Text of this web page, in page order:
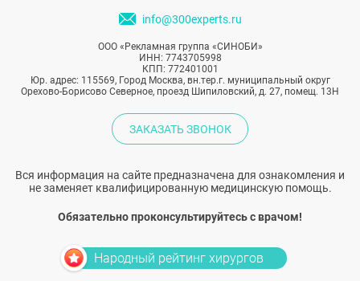
info@300experts.ru
ООО «Рекламная группа «СИНОБИ»
ИНН: 7743705998
КПП: 772401001
Юр. адрес: 115569, Город Москва, вн.тер.г. муниципальный округ
Орехово-Борисово Северное, проезд Шипиловский, д. 27, помещ. 13Н
ЗАКАЗАТЬ ЗВОНОК
Вся информация на сайте предназначена для ознакомления и
не заменяет квалифицированную медицинскую помощь.
Обязательно проконсультируйтесь с врачом!
Народный рейтинг хирургов